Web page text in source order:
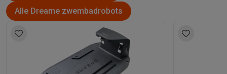
Alle Dreame zwembadrobots